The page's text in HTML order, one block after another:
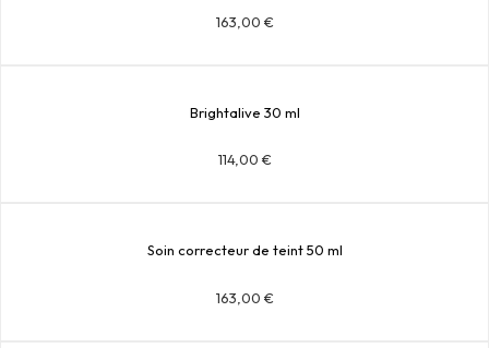
163,00 €
Brightalive 30 ml
114,00 €
Soin correcteur de teint 50 ml
163,00 €